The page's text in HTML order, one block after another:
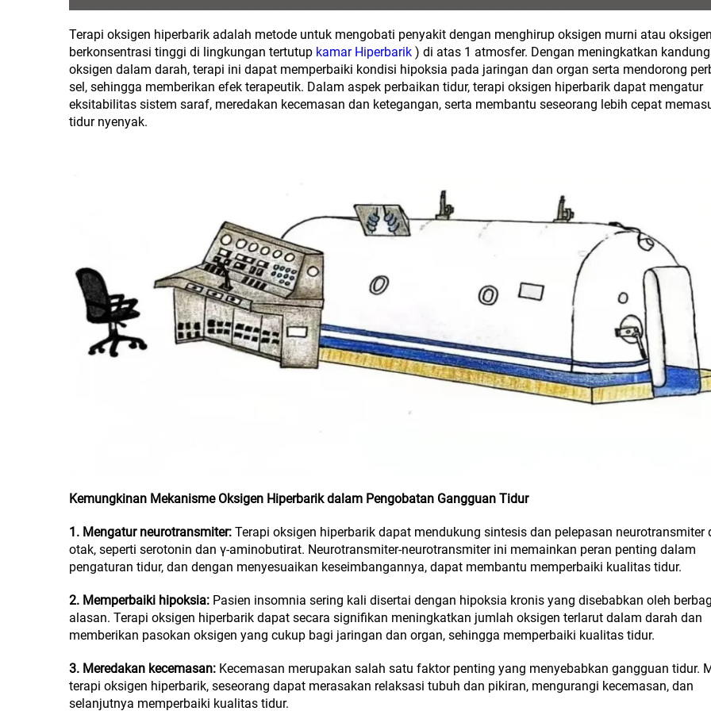
Terapi oksigen hiperbarik adalah metode untuk mengobati penyakit dengan menghirup oksigen murni atau oksigen
berkonsentrasi tinggi di lingkungan tertutup kamar Hiperbarik ) di atas 1 atmosfer. Dengan meningkatkan
oksigen dalam darah, terapi ini dapat memperbaiki kondisi hipoksia pada jaringan dan organ serta mendorong
sel, sehingga memberikan efek terapeutik. Dalam aspek perbaikan tidur, terapi oksigen hiperbarik dapat mengatur
eksitabilitas sistem saraf, meredakan kecemasan dan ketegangan, serta membantu seseorang lebih cepat
tidur nyenyak.
Kemungkinan Mekanisme Oksigen Hiperbarik dalam Pengobatan Gangguan Tidur
1. Mengatur neurotransmiter: Terapi oksigen hiperbarik dapat mendukung sintesis dan pelepasan neurotransmiter
otak, seperti serotonin dan γ-aminobutirat. Neurotransmiter-neurotransmiter ini memainkan peran penting dalam
pengaturan tidur, dan dengan menyesuaikan keseimbangannya, dapat membantu memperbaiki kualitas tidur.
2. Memperbaiki hipoksia: Pasien insomnia sering kali disertai dengan hipoksia kronis yang disebabkan oleh
alasan. Terapi oksigen hiperbarik dapat secara signifikan meningkatkan jumlah oksigen terlarut dalam darah dan
memberikan pasokan oksigen yang cukup bagi jaringan dan organ, sehingga memperbaiki kualitas tidur.
3. Meredakan kecemasan: Kecemasan merupakan salah satu faktor penting yang menyebabkan gangguan tidur.
terapi oksigen hiperbarik, seseorang dapat merasakan relaksasi tubuh dan pikiran, mengurangi kecemasan, dan
selanjutnya memperbaiki kualitas tidur.